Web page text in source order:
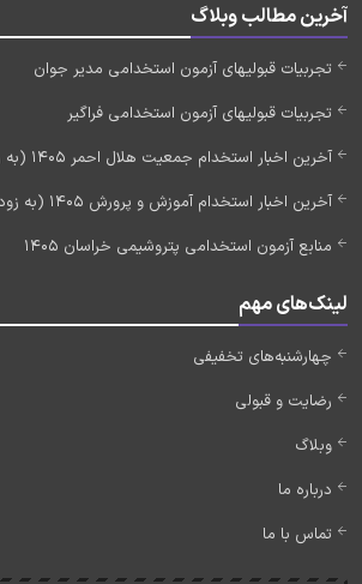
آخرین مطالب وبلاگ
تجربیات قبولیهای آزمون استخدامی مدیر جوان
تجربیات قبولیهای آزمون استخدامی فراگیر
آخرین اخبار استخدام جمعیت هلال احمر 1405 (به زودی)
آخرین اخبار استخدام آموزش و پرورش 1405 (به زودی)
منابع آزمون استخدامی پتروشیمی خراسان 1405
لینک‌های مهم
چهارشنبه‌های تخفیفی
رضایت و قبولی
وبلاگ
درباره ما
تماس با ما